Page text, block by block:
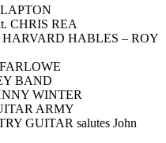
CHRIS REA
HARVARD HABLES – ROY
BAND
WINTER
ARMY
GUITAR salutes John